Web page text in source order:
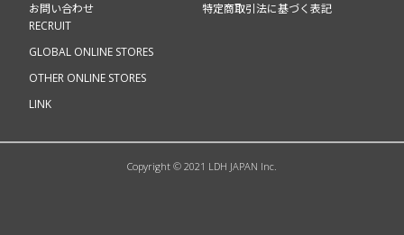
お問い合わせ
特定商取引法に基づく表記
RECRUIT
GLOBAL ONLINE STORES
OTHER ONLINE STORES
LINK
Copyright © 2021 LDH JAPAN Inc.